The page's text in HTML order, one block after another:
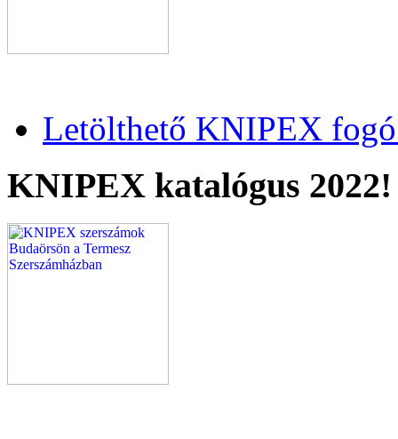
Letölthető KNIPEX fogó
KNIPEX katalógus 2022!